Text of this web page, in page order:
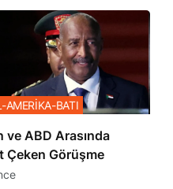
ve ABD Arasında
Çeken Görüşme
AMERİKA-BATI